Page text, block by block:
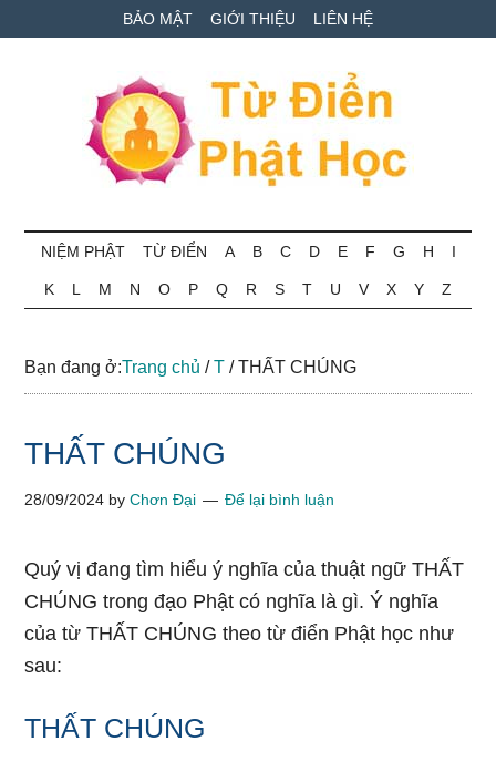
to
to
qua
BẢO MẬT GIỚI THIỆU LIÊN HỆ
Từ
điển
Phật
học
ngữ
NIỆM PHẬT TỪ ĐIỂN A B C D E F G H I
K L M N O P Q R S T U V X Y Z
Bạn đang ở:Trang chủ / T /THẤT CHÚNG
THẤT CHÚNG
28/09/2024 byChơn Đại Để lại bình luận
Quý vị đang tìm hiểu ý nghĩa của thuật ngữ THẤT
CHÚNG trong đạo Phật có nghĩa là gì. Ý nghĩa
của từ THẤT CHÚNG theo từ điển Phật học như
sau:
THẤT CHÚNG